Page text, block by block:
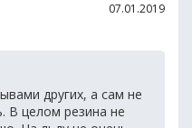
07.01.2019
других, а сам не
В целом резина не